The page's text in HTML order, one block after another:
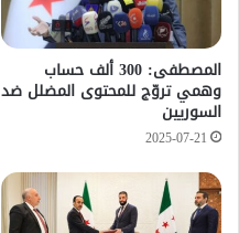
المصطفى: 300 ألف حساب
وهمي تروّج للمحتوى المضلل ضد
السوريين
2025-07-21